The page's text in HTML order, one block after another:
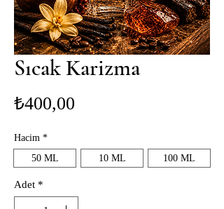
Sıcak Karizma
₺400,00
Hacim *
50 ML
10 ML 100 ML
Adet *